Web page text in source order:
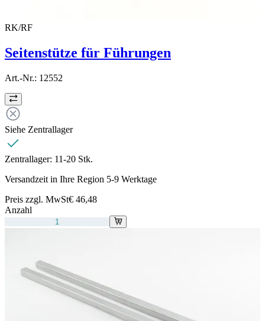
RK/RF
Seitenstütze für Führungen
Art.-Nr.: 12552
Siehe Zentrallager
Zentrallager: 11-20 Stk.
Versandzeit in Ihre Region 5-9 Werktage
Preis zzgl. MwSt€ 46,48
Anzahl